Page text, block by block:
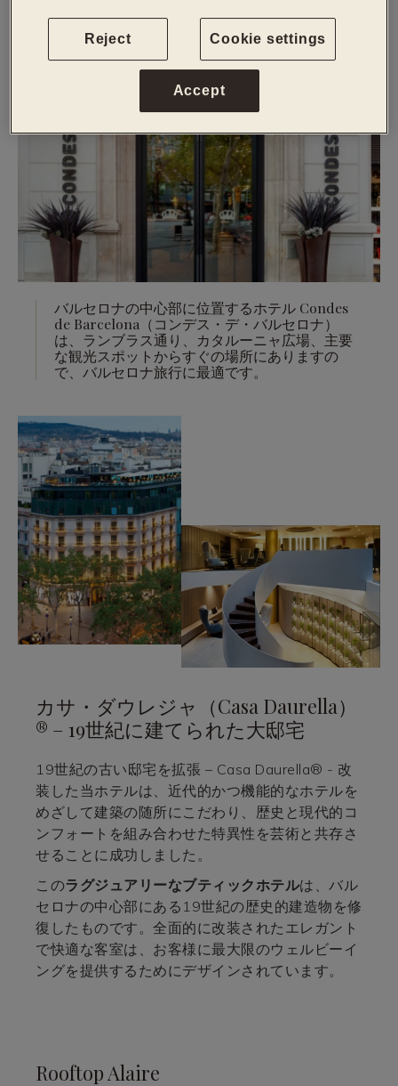
バルセロナの中心部に位置するホテル Condes
de Barcelona（コンデス・デ・バルセロナ）
は、ランブラス通り、カタルーニャ広場、主要
な観光スポットからすぐの場所にありますの
で、バルセロナ旅行に最適です。
カサ・ダウレジャ（Casa Daurella）
® – 19世紀に建てられた大邸宅
19世紀の古い邸宅を拡張 – Casa Daurella® - 改
装した当ホテルは、近代的かつ機能的なホテルを
めざして建築の随所にこだわり、歴史と現代的コ
ンフォートを組み合わせた特異性を芸術と共存さ
せることに成功しました。
このラグジュアリーなブティックホテルは、バル
セロナの中心部にある19世紀の歴史的建造物を修
復したものです。全面的に改装されたエレガント
で快適な客室は、お客様に最大限のウェルビーイ
ングを提供するためにデザインされています。
Rooftop Alaire
Reject
Accept
Cookie settings